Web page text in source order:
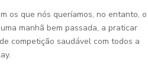
os que nós queríamos, no entanto, o
manhã bem passada, a praticar
competição saudável com todos a